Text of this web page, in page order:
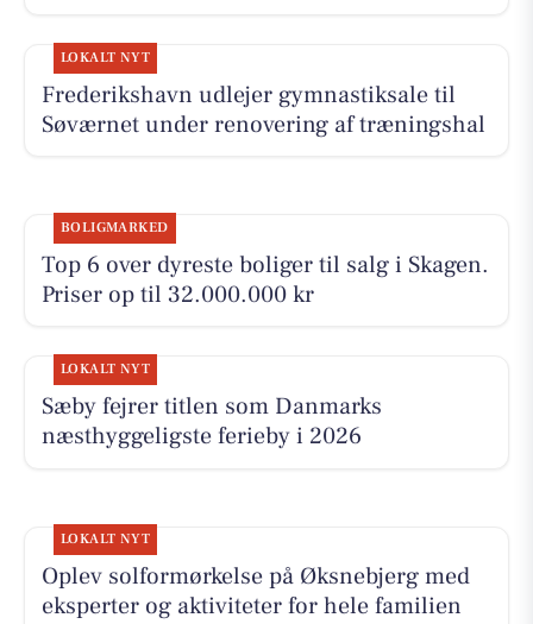
LOKALT NYT
Frederikshavn udlejer gymnastiksale til
Søværnet under renovering af træningshal
BOLIGMARKED
Top 6 over dyreste boliger til salg i Skagen.
Priser op til 32.000.000 kr
LOKALT NYT
Sæby fejrer titlen som Danmarks
næsthyggeligste ferieby i 2026
LOKALT NYT
Oplev solformørkelse på Øksnebjerg med
eksperter og aktiviteter for hele familien